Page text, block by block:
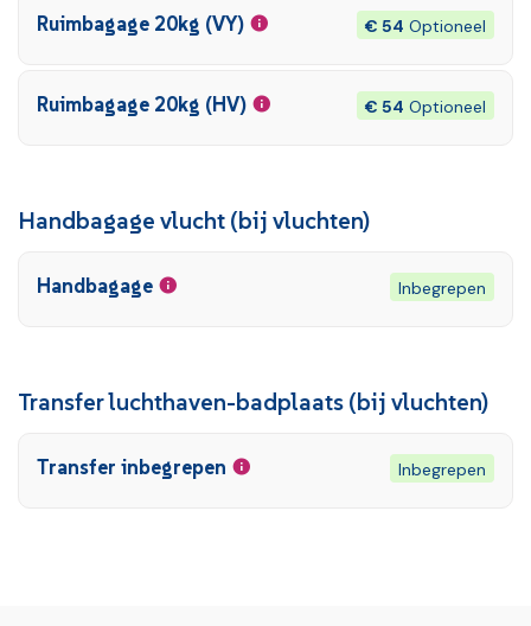
Ruimbagage 20kg (VY) € 54 Optioneel
Ruimbagage 20kg (HV) € 54 Optioneel
Handbagage vlucht (bij vluchten)
Handbagage Inbegrepen
Transfer luchthaven-badplaats (bij vluchten)
Transfer inbegrepen Inbegrepen